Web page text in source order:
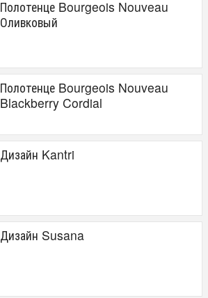
Полотенце Bourgeois Nouveau
Оливковый
Полотенце Bourgeois Nouveau
Blackberry Cordial
Дизайн Kantri
Дизайн Susana